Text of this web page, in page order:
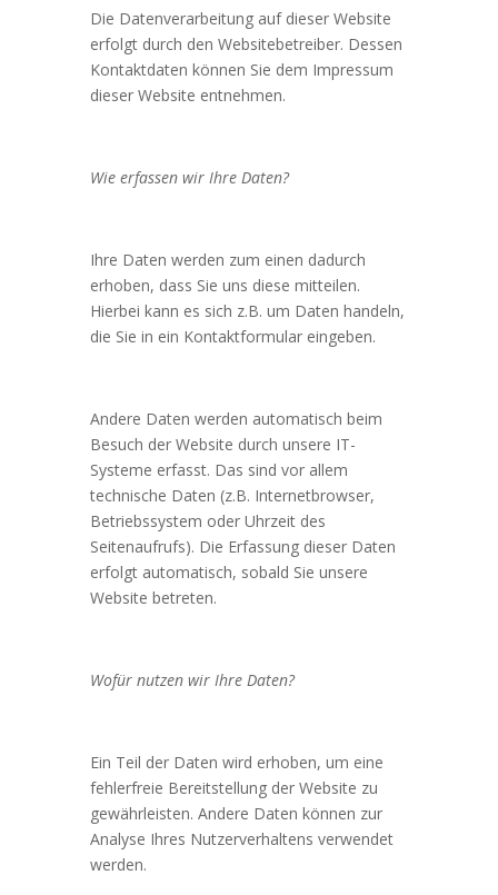
Die Datenverarbeitung auf dieser Website
erfolgt durch den Websitebetreiber. Dessen
Kontaktdaten können Sie dem Impressum
dieser Website entnehmen.
Wie erfassen wir Ihre Daten?
Ihre Daten werden zum einen dadurch
erhoben, dass Sie uns diese mitteilen.
Hierbei kann es sich z.B. um Daten handeln,
die Sie in ein Kontaktformular eingeben.
Andere Daten werden automatisch beim
Besuch der Website durch unsere IT-
Systeme erfasst. Das sind vor allem
technische Daten (z.B. Internetbrowser,
Betriebssystem oder Uhrzeit des
Seitenaufrufs). Die Erfassung dieser Daten
erfolgt automatisch, sobald Sie unsere
Website betreten.
Wofür nutzen wir Ihre Daten?
Ein Teil der Daten wird erhoben, um eine
fehlerfreie Bereitstellung der Website zu
gewährleisten. Andere Daten können zur
Analyse Ihres Nutzerverhaltens verwendet
werden.